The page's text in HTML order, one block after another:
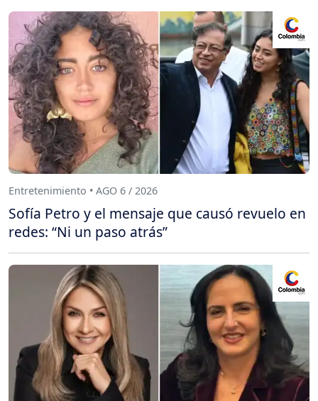
Entretenimiento • AGO 6 / 2026
Sofía Petro y el mensaje que causó revuelo en
redes: “Ni un paso atrás”